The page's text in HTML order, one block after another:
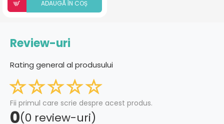
ADAUGÃ ÎN COȘ
Review-uri
Rating general al produsului
Fii primul care scrie despre acest produs.
0(0 review-uri)